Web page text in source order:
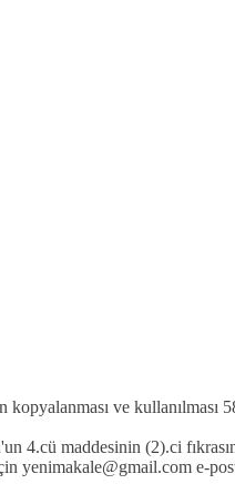
ve kullanılması
4.cü maddesinin (2).ci
yenimakale@gmail.com e-